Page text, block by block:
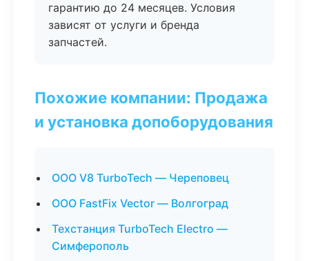
гарантию до 24 месяцев. Условия
зависят от услуги и бренда
запчастей.
Похожие компании: Продажа
и установка допоборудования
ООО V8 TurboTech — Череповец
ООО FastFix Vector — Волгоград
Техстанция TurboTech Electro —
Симферополь